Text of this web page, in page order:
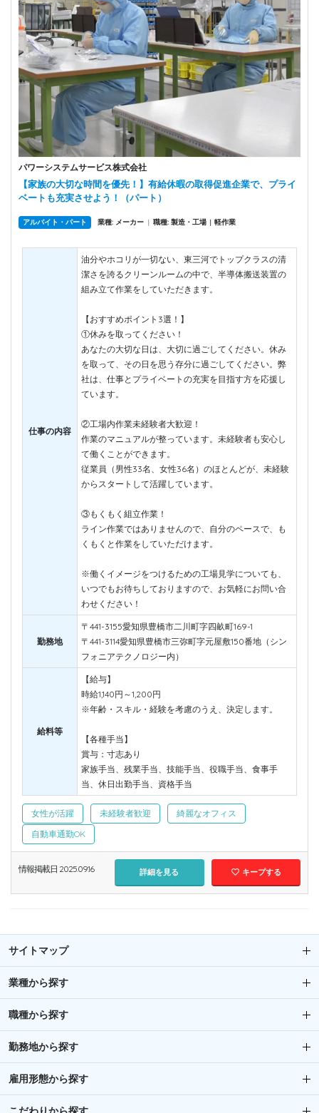
パワーシステムサービス株式会社
【家族の大切な時間を優先！】有給休暇の取得促進企業で、プライ
ベートも充実させよう！（パート）
アルバイト・パート 業種: メーカー | 職種: 製造・工場 | 軽作業
仕事の内容
油分やホコリが一切ない、東三河でトップクラスの清
潔さを誇るクリーンルームの中で、半導体搬送装置の
組み立て作業をしていただきます。
【おすすめポイント3選！】
①休みを取ってください！
あなたの大切な日は、大切に過ごしてください。休み
を取って、その日を思う存分に過ごしてください。弊
社は、仕事とプライベートの充実を目指す方を応援し
ています。
②工場内作業未経験者大歓迎！
作業のマニュアルが整っています。未経験者も安心し
て働くことができます。
従業員（男性33名、女性36名）のほとんどが、未経験
からスタートして活躍しています。
③もくもく組立作業！
ライン作業ではありませんので、自分のペースで、も
くもくと作業をしていただけます。
※働くイメージをつけるための工場見学についても、
いつでもお待ちしておりますので、お気軽にお問い合
わせください！
勤務地
〒441-3155愛知県豊橋市二川町字四畝町169-1
〒441-3114愛知県豊橋市三弥町字元屋敷150番地（シン
フォニアテクノロジー内）
給料等
【給与】
時給1,140円～1,200円
※年齢・スキル・経験を考慮のうえ、決定します。
【各種手当】
賞与：寸志あり
家族手当、残業手当、技能手当、役職手当、食事手
当、休日出勤手当、資格手当
女性が活躍 未経験者歓迎
綺麗なオフィス
自動車通勤OK
情報掲載日 2025.09.16 詳細を見る キープする
サイトマップ
業種から探す
職種から探す
勤務地から探す
雇用形態から探す